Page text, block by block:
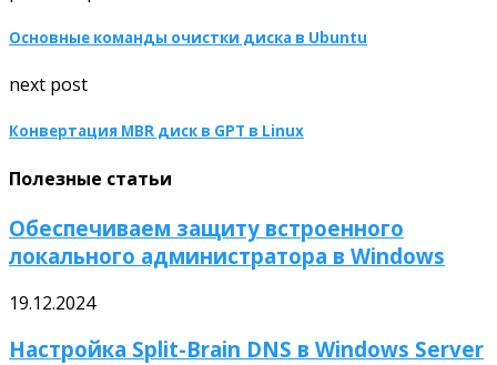
Основные команды очистки диска в Ubuntu
next post
Конвертация MBR диск в GPT в Linux
Полезные статьи
Обеспечиваем защиту встроенного
локального администратора в Windows
19.12.2024
Настройка Split-Brain DNS в Windows Server